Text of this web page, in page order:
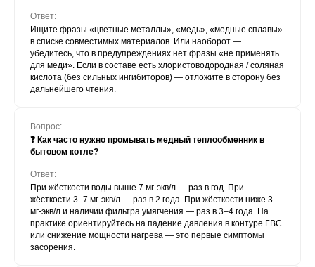
Ответ:
Ищите фразы «цветные металлы», «медь», «медные сплавы»
в списке совместимых материалов. Или наоборот —
убедитесь, что в предупреждениях нет фразы «не применять
для меди». Если в составе есть хлористоводородная / соляная
кислота (без сильных ингибиторов) — отложите в сторону без
дальнейшего чтения.
Вопрос:
❓ Как часто нужно промывать медный теплообменник в
бытовом котле?
Ответ:
При жёсткости воды выше 7 мг-экв/л — раз в год. При
жёсткости 3–7 мг-экв/л — раз в 2 года. При жёсткости ниже 3
мг-экв/л и наличии фильтра умягчения — раз в 3–4 года. На
практике ориентируйтесь на падение давления в контуре ГВС
или снижение мощности нагрева — это первые симптомы
засорения.